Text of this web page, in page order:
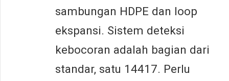
sambungan HDPE dan loop
ekspansi. Sistem deteksi
kebocoran adalah bagian dari
standar, satu 14417. Perlu